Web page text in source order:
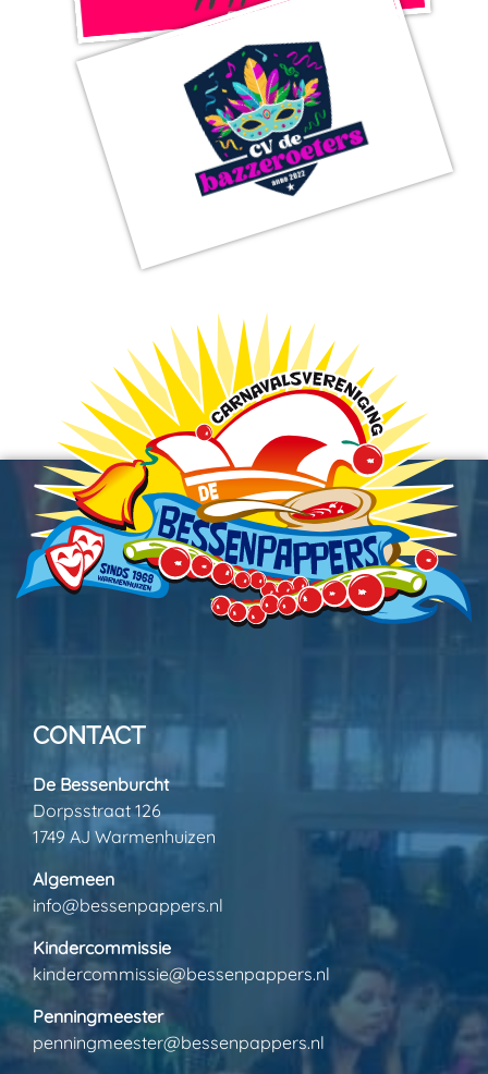
CONTACT
De Bessenburcht
Dorpsstraat 126
1749 AJ Warmenhuizen
Algemeen
info@bessenpappers.nl
Kindercommissie
kindercommissie@bessenpappers.nl
Penningmeester
penningmeester@bessenpappers.nl